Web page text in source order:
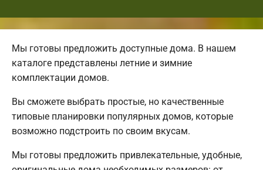
Мы готовы предложить доступные дома. В нашем
каталоге представлены летние и зимние
комплектации домов.
Вы сможете выбрать простые, но качественные
типовые планировки популярных домов, которые
возможно подстроить по своим вкусам.
Мы готовы предложить привлекательные, удобные,